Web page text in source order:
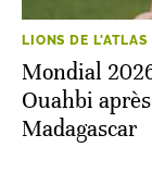
LIONS DE L'ATLAS
Mondial
Ouahbi
Madagascar